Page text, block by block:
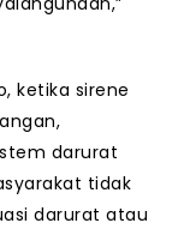
ketika sirene
darurat
tidak
darurat atau